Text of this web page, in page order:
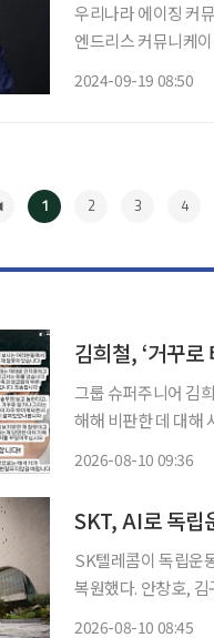
우리나라 에이징 커
엔드리스 커뮤니케
2024-09-19 08:50
1 2 3 4
김희철, ‘거꾸
그룹 슈퍼주니어 김
해해 비판한 데 대해 사과했다. 김희철은 9일 자신의 SNS에 “
2026-08-10 09:36
SKT, AI로 독립
SK텔레콤이 독립운
복원했다. 안창호,
2026-08-10 08:45